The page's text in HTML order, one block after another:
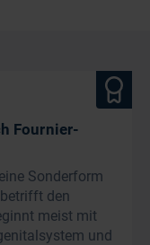
Fournier-
Sonderform
den
meist mit
und